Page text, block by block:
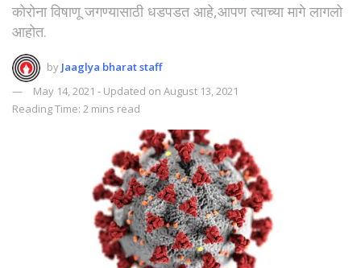
कोरोना विषाणू जगण्यासाठी धडपडत आहे,आपण त्याच्या मागे लागलो
आहोत.
by Jaaglya bharat staff
May 14, 2021 - Updated on August 13, 2021
Reading Time: 2 mins read